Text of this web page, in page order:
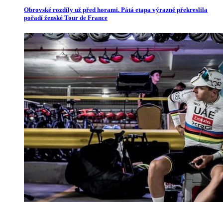
Obrovské rozdíly už před horami. Pátá etapa výrazně překreslila
pořadí ženské Tour de France